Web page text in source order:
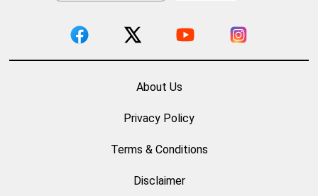
About Us
Privacy Policy
Terms & Conditions
Disclaimer